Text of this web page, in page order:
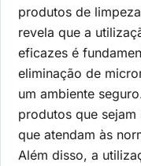
produtos de
revela que a
eficazes é
eliminação de
um ambiente
produtos que
que atendam às
Além disso, a